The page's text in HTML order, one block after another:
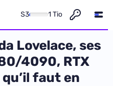
S3 1 Tio
Lovelace, ses
4090, RTX
faut en